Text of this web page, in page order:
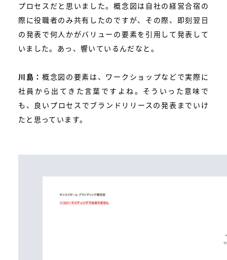
プロセスだと思いました。概念図は自社の経営合宿の
際に役職者のみ共有したのですが、その際、即刻翌日
の発表で何人かがバリューの要素を引用して発表して
いました。あっ、響いているんだなと。
川島： 概念図の要素は、ワークショップなどで実際に
社員から出てきた言葉ですよね。そういった意味で
も、良いプロセスでブランドリリースの発表までいけ
たと思っています。